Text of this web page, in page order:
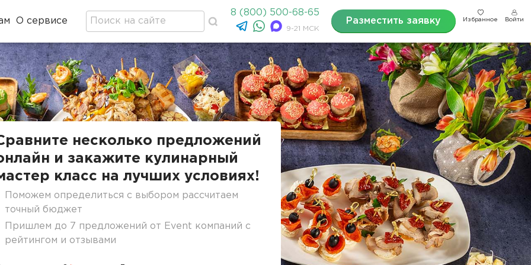
О сервисе
8 (800) 500-68-65
9-21 МСК
Разместить заявку Избранное Войти
несколько предложений
и закажите кулинарный
класс на лучших условиях!
Поможем определиться с выбором рассчитаем
точный бюджет
Пришлем до 7 предложений от Event компаний с
рейтингом и отзывами